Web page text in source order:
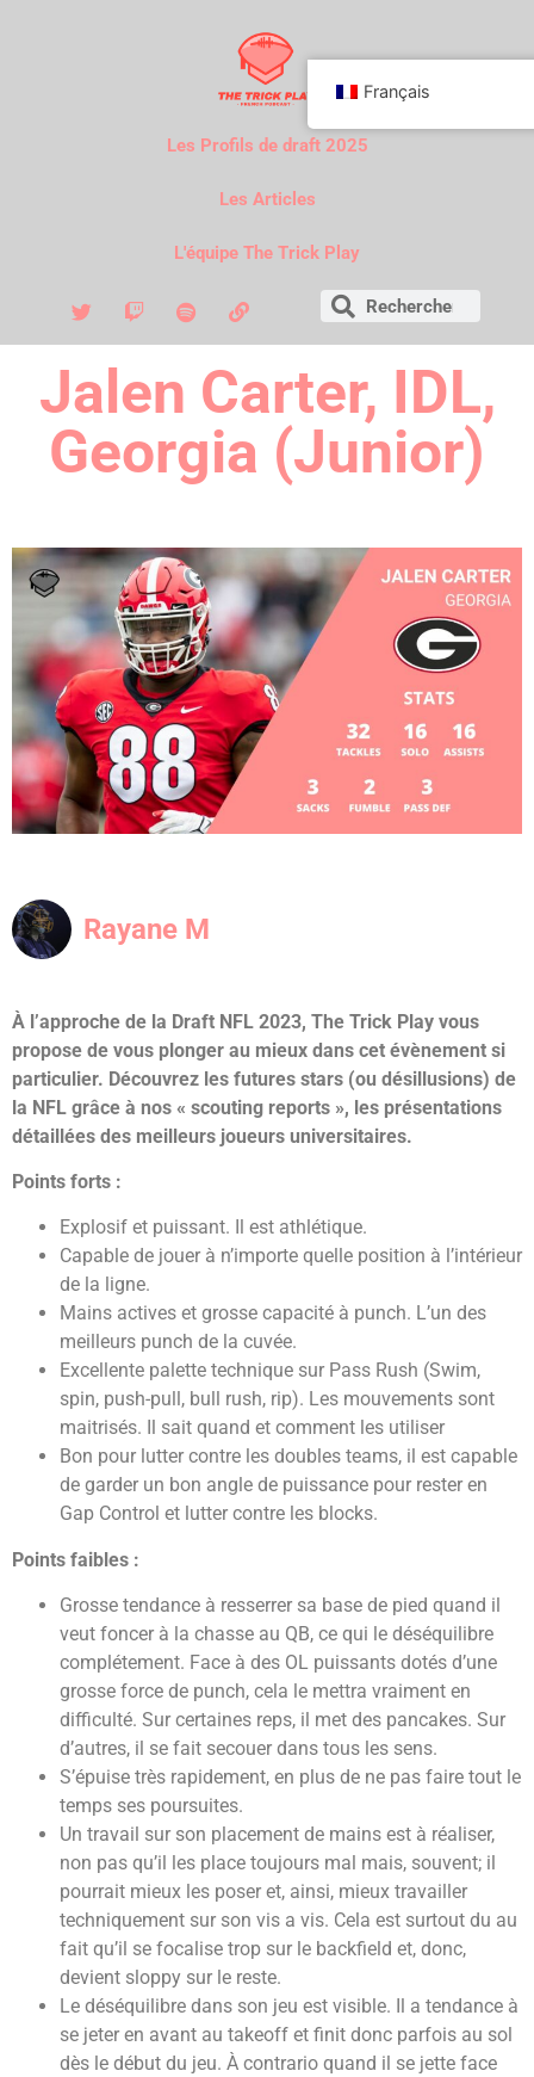
Les Profils de draft 2025
Les Articles
L'équipe The Trick Play
Jalen Carter, IDL,
Georgia (Junior)
Rayane M
À l’approche de la Draft NFL 2023, The Trick Play vous
propose de vous plonger au mieux dans cet évènement si
particulier. Découvrez les futures stars (ou désillusions) de
la NFL grâce à nos « scouting reports », les présentations
détaillées des meilleurs joueurs universitaires.
Points forts :
Explosif et puissant. Il est athlétique.
Capable de jouer à n’importe quelle position à l’intérieur
de la ligne.
Mains actives et grosse capacité à punch. L’un des
meilleurs punch de la cuvée.
Excellente palette technique sur Pass Rush (Swim,
spin, push-pull, bull rush, rip). Les mouvements sont
maitrisés. Il sait quand et comment les utiliser
Bon pour lutter contre les doubles teams, il est capable
de garder un bon angle de puissance pour rester en
Gap Control et lutter contre les blocks.
Points faibles :
Grosse tendance à resserrer sa base de pied quand il
veut foncer à la chasse au QB, ce qui le déséquilibre
complétement. Face à des OL puissants dotés d’une
grosse force de punch, cela le mettra vraiment en
difficulté. Sur certaines reps, il met des pancakes. Sur
d’autres, il se fait secouer dans tous les sens.
S’épuise très rapidement, en plus de ne pas faire tout le
temps ses poursuites.
Un travail sur son placement de mains est à réaliser,
non pas qu’il les place toujours mal mais, souvent; il
pourrait mieux les poser et, ainsi, mieux travailler
techniquement sur son vis a vis. Cela est surtout du au
fait qu’il se focalise trop sur le backfield et, donc,
devient sloppy sur le reste.
Le déséquilibre dans son jeu est visible. Il a tendance à
se jeter en avant au takeoff et finit donc parfois au sol
dès le début du jeu. À contrario quand il se jette face
Français